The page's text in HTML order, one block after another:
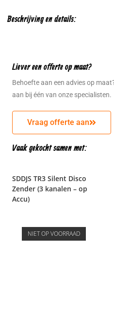
Beschrijving en details:
Liever een offerte op maat?
Behoefte aan een advies op
aan bij één van onze specialisten.
Vraag offerte aan
Vaak gekocht samen met:
SDDJS TR3 Silent Disco
Zender (3 kanalen – op
Accu)
NIET OP VOORRAAD